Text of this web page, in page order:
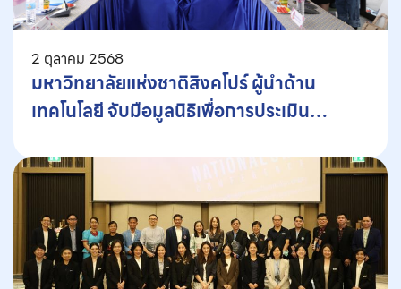
2 ตุลาคม 2568
มหาวิทยาลัยแห่งชาติสิงคโปร์ ผู้นำด้าน
เทคโนโลยี จับมือมูลนิธิเพื่อการประเมิน
อมก๋อย จ.เชียงใหม่ ติดตั้งระบบเครื่องกรองน้ำ
ลดช่องว่างการเข้าถึงน้ำสะอาดระดับโรงเรียน
และโรงพยาบาล